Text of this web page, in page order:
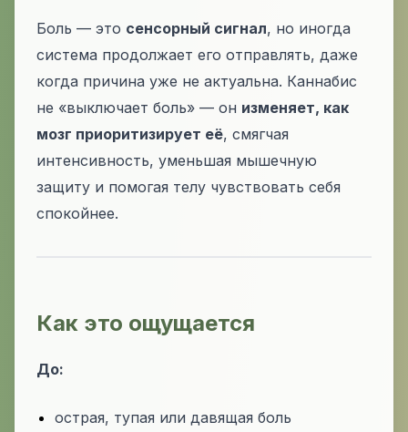
Боль — это сенсорный сигнал, но иногда
система продолжает его отправлять, даже
когда причина уже не актуальна. Каннабис
не «выключает боль» — он изменяет, как
мозг приоритизирует её, смягчая
интенсивность, уменьшая мышечную
защиту и помогая телу чувствовать себя
спокойнее.
Как это ощущается
До:
острая, тупая или давящая боль